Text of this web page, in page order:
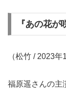
『あの花が
（松竹 / 2023年
福原遥さんの主